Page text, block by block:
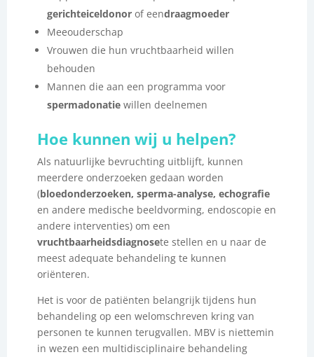
gerichteiceldonorof eendraagmoeder
Meeouderschap
Vrouwen die hun vruchtbaarheid willen
behouden
Mannen die aan een programma voor
spermadonatie willen deelnemen
Hoe kunnen wij u helpen?
Als natuurlijke bevruchting uitblijft, kunnen
meerdere onderzoeken gedaan worden
(bloedonderzoeken, sperma-analyse, echografie
en andere medische beeldvorming, endoscopie en
andere interventies) om een
vruchtbaarheidsdiagnosete stellen en u naar de
meest adequate behandeling te kunnen
oriënteren.
Het is voor de patiënten belangrijk tijdens hun
behandeling op een welomschreven kring van
personen te kunnen terugvallen. MBV is niettemin
in wezen een multidisciplinaire behandeling